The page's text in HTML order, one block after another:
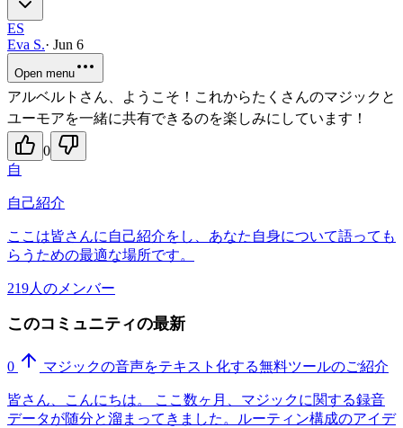
ES
Eva S.· Jun 6
Open menu
アルベルトさん、ようこそ！これからたくさんのマジックと
ユーモアを一緒に共有できるのを楽しみにしています！
0
自
自己紹介
ここは皆さんに自己紹介をし、あなた自身について語っても
らうための最適な場所です。
219人のメンバー
このコミュニティの最新
0 マジックの音声をテキスト化する無料ツールのご紹介
皆さん、こんにちは。 ここ数ヶ月、マジックに関する録音
データが随分と溜まってきました。ルーティン構成のアイデ